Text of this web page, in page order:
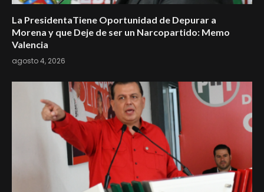
La PresidentaTiene Oportunidad de Depurar a
Morena y que Deje de ser un Narcopartido: Memo
Valencia
agosto 4, 2026